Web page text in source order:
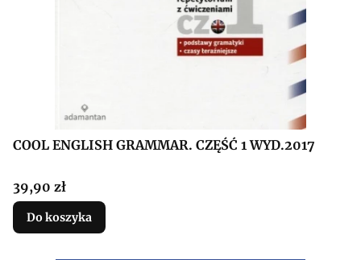
COOL ENGLISH GRAMMAR. CZĘŚĆ 1 WYD.2017
Cena
39,90 zł
Do koszyka